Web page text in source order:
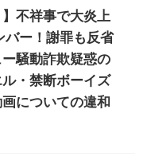
】不祥事で大炎上
ー！謝罪も反省
騒動詐欺疑惑の
・禁断ボーイズ
についての違和